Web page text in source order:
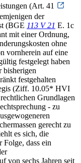
(Art. 41
der
(BGE 113 V 21 E. 1c
mit einer Ordnung,
ohne
vornherein auf eine
festgelegt haben
bisherigen
festgehalten
(Ziff. 10.05* HVI
Grundlagen
- zu
gerecht zu
es sich, die
Folge, dass ein
von sechs Jahren seit